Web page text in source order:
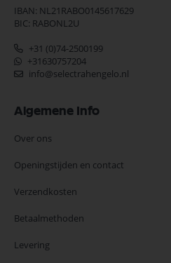
IBAN: NL21RABO0145617629
BIC: RABONL2U
+31 (0)74-2500199
+31630757204
info@selectrahengelo.nl
Algemene Info
Over ons
Openingstijden en contact
Verzendkosten
Betaalmethoden
Levering